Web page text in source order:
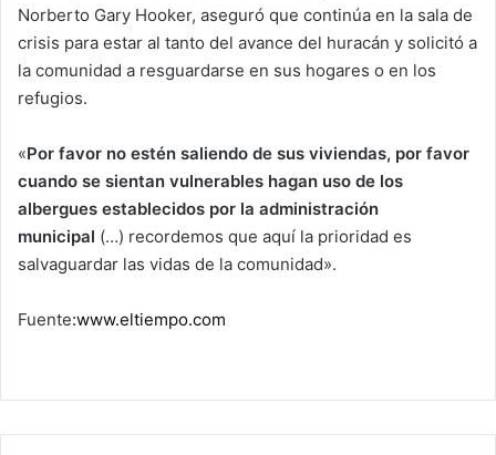
Norberto Gary Hooker, aseguró que continúa en la sala de
crisis para estar al tanto del avance del huracán y solicitó a
la comunidad a resguardarse en sus hogares o en los
refugios.
«Por favor no estén saliendo de sus viviendas, por favor
cuando se sientan vulnerables hagan uso de los
albergues establecidos por la administración
municipal (…) recordemos que aquí la prioridad es
salvaguardar las vidas de la comunidad».
Fuente:www.eltiempo.com